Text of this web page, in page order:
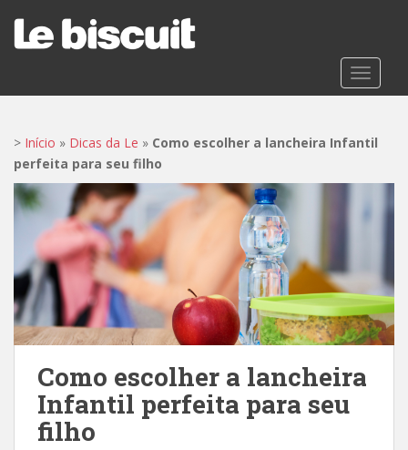
t
> Início » Dicas da Le » Como escolher a lancheira Infantil
perfeita para seu filho
Como escolher a lancheira
Infantil perfeita para seu
filho